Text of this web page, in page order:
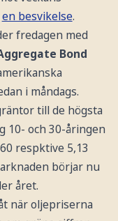
en besvikelse.
fredagen med
Bond
i måndags.
till de högsta
10- och 30-åringen
respktive 5,13
börjar nu
året.
när oljepriserna